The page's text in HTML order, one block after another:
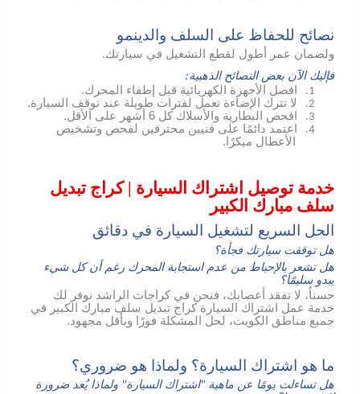
نصائح للحفاظ على السلف والدينمو
ولضمان عمر أطول لقطع التشغيل في سيارتك.
فإليك الآن بعض النصائح الذهبية:
1. افصل الأجهزة الكهربائية قبل إطفاء المحرك.
2. لا تترك الإضاءة تعمل لفترات طويلة عند توقف السيارة.
3. افحص البطارية والأسلاك كل 6 أشهر على الأقل.
4.
اعتمد دائمًا على فنيين محترفين لفحص وتشخيص
الأعطال مبكرًا.
خدمة توصيل اشتراك السيارة | كراج تبديل
سلف مبارك الكبير
الحل السريع لتشغيل السيارة في دقائق
هل توقفت سيارتك فجأة؟
هل تشعر بالإحباط من عدم استجابة المحرك رغم أن كل شيء
يبدو سليمًا؟
حسناُ، لا تفقد أعصابك، فنحن في كراجات الراشد نوفر لك
خدمة عمل اشتراك السيارة كراج تبديل سلف مبارك الكبير في
جميع مناطق الكويت، لحل المشكلة فورًا وبأقل مجهود.
ما هو اشتراك السيارة؟ ولماذا هو ضروري؟
هل تساءلت يومًا عن ماهية "اشتراك السيارة" ولماذا يُعد ضرورة